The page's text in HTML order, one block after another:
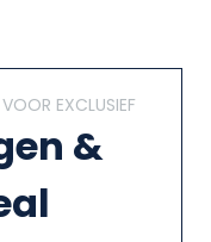
EXCLUSIEF
&